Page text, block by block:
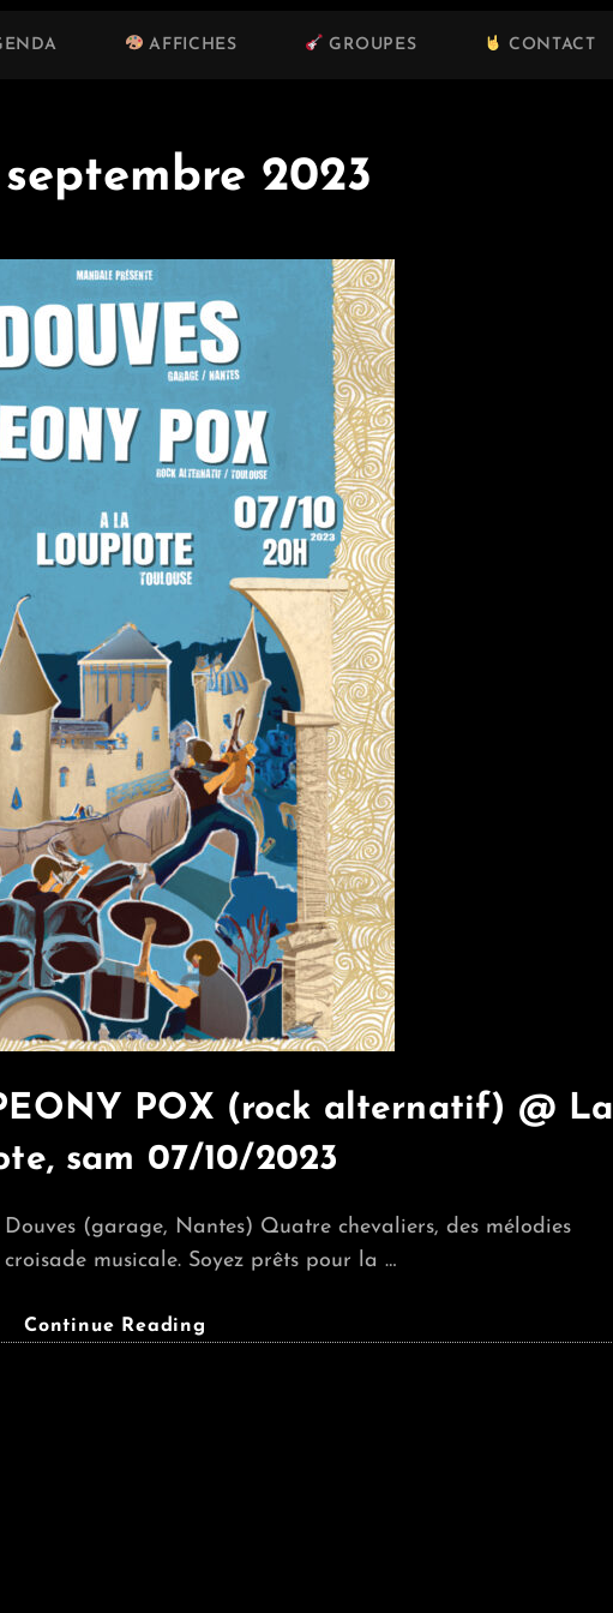
AFFICHES GROUPES CONTACT
septembre 2023
POX (rock alternatif) @ La
sam 07/10/2023
(garage, Nantes) Quatre chevaliers, des mélodies
musicale. Soyez prêts pour la …
Continue Reading